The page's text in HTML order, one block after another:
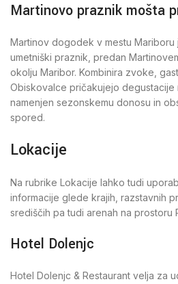
Martinovo praznik mošta
Martinov dogodek v mestu Mariboru
umetniški praznik, predan
okolju Maribor. Kombinira zvoke,
Obiskovalce pričakujejo degustacije
namenjen sezonskemu donosu in
spored.
Lokacije
Na rubrike Lokacije lahko tudi
informacije glede krajih, razstavnih
središčih pa tudi arenah na prostoru
Hotel Dolenjc
Hotel Dolenjc & Restaurant velja za